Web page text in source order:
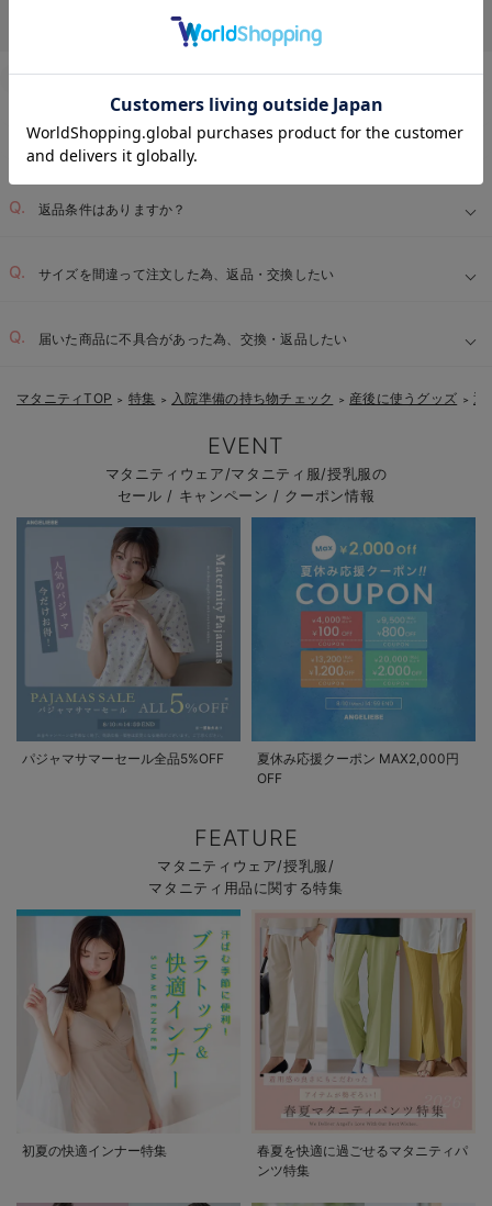
お客様からのよくあるご質問
返品交換について
キャンセルについて
配送について
お届け情報の変更
お支払いについて
お買い物について
返品条件はありますか？
サイズを間違って注文した為、返品・交換したい
届いた商品に不具合があった為、交換・返品したい
お気に入り商品を確認する
マタニティTOP ＞ 特集 ＞ 入院準備の持ち物チェック ＞ 産後に使うグッズ ＞ 退
EVENT
マタニティウェア/マタニティ服/授乳服の
セール / キャンペーン / クーポン情報
パジャマサマーセール全品5%OFF
夏休み応援クーポン MAX2,000円
OFF
FEATURE
マタニティウェア/授乳服/
マタニティ用品に関する特集
初夏の快適インナー特集
春夏を快適に過ごせるマタニティパ
ンツ特集